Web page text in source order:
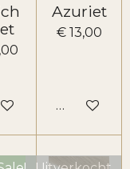
mij op de hoogte
Azuriet
€ 13,00
Houd mij